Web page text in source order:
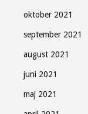
oktober 2021
september 2021
august 2021
juni 2021
maj 2021